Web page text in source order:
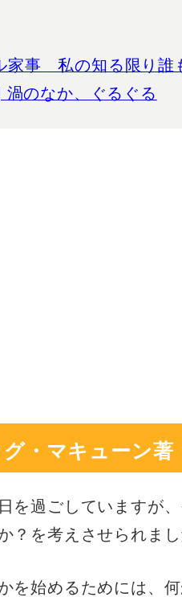
家事 私の知る限り誰
のなか、ぐるぐる
・マキューン
過ごしていますが、
？を考えさせられまし
を始めるためには、